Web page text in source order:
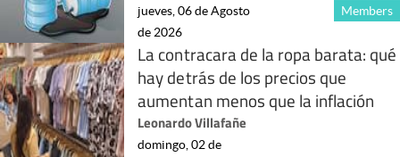
Members
jueves, 06 de Agosto
de 2026
La contracara de la ropa barata: qué
hay detrás de los precios que
aumentan menos que la inflación
Leonardo Villafañe
domingo, 02 de